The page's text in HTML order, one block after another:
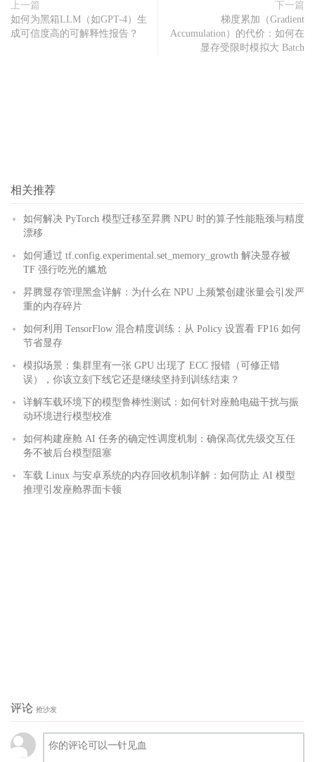
上一篇
如何为黑箱LLM（如GPT-4）生
成可信度高的可解释性报告？
下一篇
梯度累加（Gradient
Accumulation）的代价：如何在
显存受限时模拟大 Batch
相关推荐
如何解决 PyTorch 模型迁移至昇腾 NPU 时的算子性能瓶颈与精度
漂移
如何通过 tf.config.experimental.set_memory_growth 解决显存被
TF 强行吃光的尴尬
昇腾显存管理黑盒详解：为什么在 NPU 上频繁创建张量会引发严
重的内存碎片
如何利用 TensorFlow 混合精度训练：从 Policy 设置看 FP16 如何
节省显存
模拟场景：集群里有一张 GPU 出现了 ECC 报错（可修正错
误），你该立刻下线它还是继续坚持到训练结束？
详解车载环境下的模型鲁棒性测试：如何针对座舱电磁干扰与振
动环境进行模型校准
如何构建座舱 AI 任务的确定性调度机制：确保高优先级交互任
务不被后台模型阻塞
车载 Linux 与安卓系统的内存回收机制详解：如何防止 AI 模型
推理引发座舱界面卡顿
评论 抢沙发